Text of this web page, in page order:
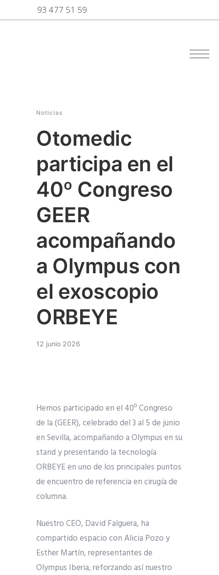
93 477 51 59
Noticias
Otomedic
participa en el
40º Congreso
GEER
acompañando
a Olympus con
el exoscopio
ORBEYE
12 junio 2026
Hemos participado en el 40º Congreso
de la (GEER), celebrado del 3 al 5 de junio
en Sevilla, acompañando a Olympus en su
stand y presentando la tecnología
ORBEYE en uno de los principales puntos
de encuentro de referencia en cirugía de
columna.
Nuestro CEO, David Falguera, ha
compartido espacio con Alicia Pozo y
Esther Martín, representantes de
Olympus Iberia, reforzando así nuestro